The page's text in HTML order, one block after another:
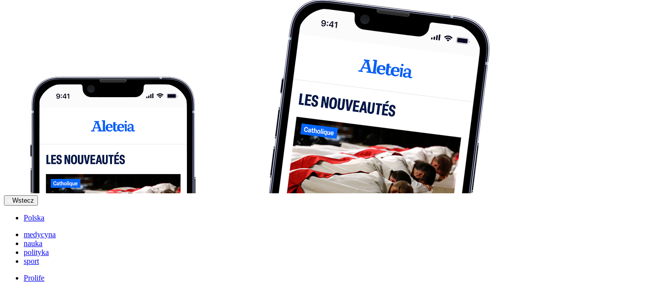
Wstecz
Polska
medycyna
nauka
polityka
sport
Prolife